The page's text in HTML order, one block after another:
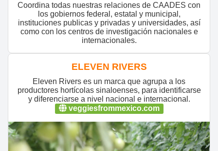
Coordina todas nuestras relaciones de CAADES con
los gobiernos federal, estatal y municipal,
instituciones publicas y privadas y universidades, así
como con los centros de investigación nacionales e
internacionales.
ELEVEN RIVERS
Eleven Rivers es un marca que agrupa a los
productores hortícolas sinaloenses, para identificarse
y diferenciarse a nivel nacional e internacional.
veggiesfrommexico.com